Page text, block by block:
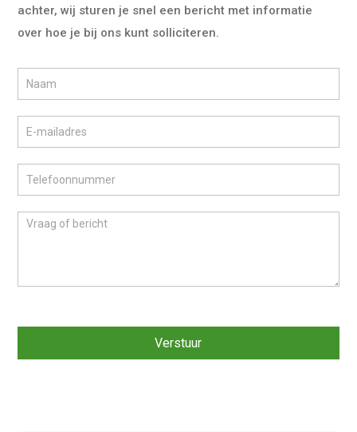
achter, wij sturen je snel een bericht met informatie
over hoe je bij ons kunt solliciteren.
Sollicitatieformulier
kort
Verstuur